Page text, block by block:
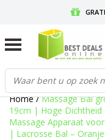
GRATIS
Home/Massage Bal
19cm | Hoge Dichtheid
Massage Apparaat
| Lacrosse Bal – Oranje